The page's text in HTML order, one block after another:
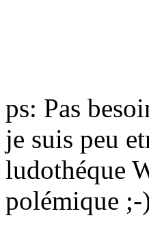
ps: Pas
je suis peu
ludothéque
polémique ;-